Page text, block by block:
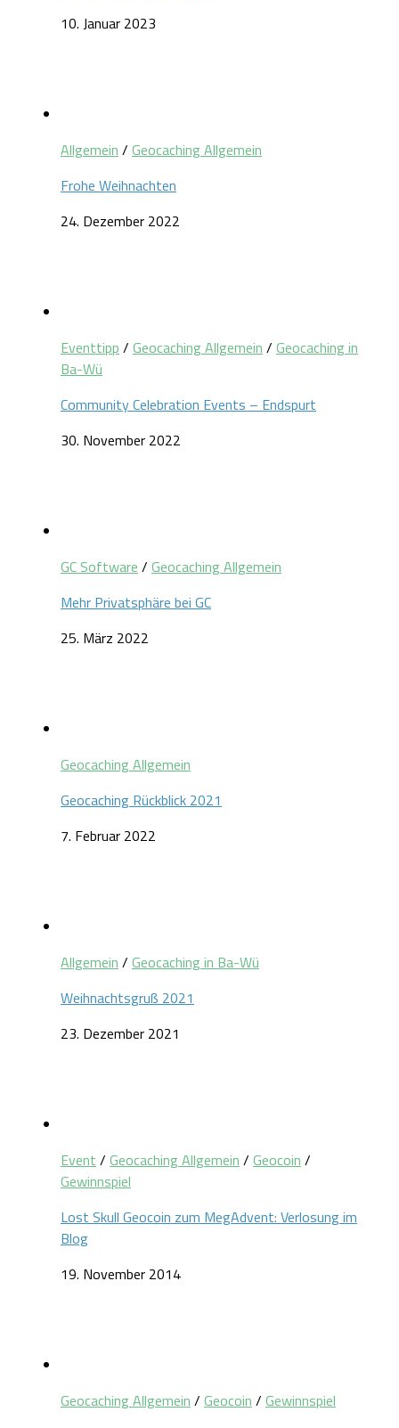
10. Januar 2023
Allgemein / Geocaching Allgemein
Frohe Weihnachten
24. Dezember 2022
Eventtipp / Geocaching Allgemein / Geocaching in
Ba-Wü
Community Celebration Events – Endspurt
30. November 2022
GC Software / Geocaching Allgemein
Mehr Privatsphäre bei GC
25. März 2022
Geocaching Allgemein
Geocaching Rückblick 2021
7. Februar 2022
Allgemein / Geocaching in Ba-Wü
Weihnachtsgruß 2021
23. Dezember 2021
Event / Geocaching Allgemein / Geocoin /
Gewinnspiel
Lost Skull Geocoin zum MegAdvent: Verlosung im
Blog
19. November 2014
Geocaching Allgemein / Geocoin / Gewinnspiel